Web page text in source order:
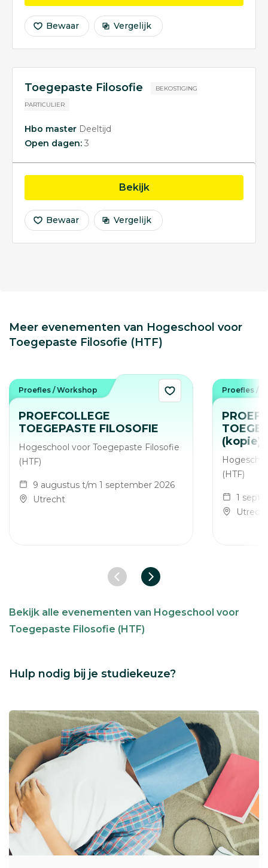
Bewaar Vergelijk
Toegepaste Filosofie BEKOSTIGING
PARTICULIER
Hbo master Deeltijd
Open dagen: 3
Bekijkopleiding Toegepaste
Bewaar Vergelijk
Meer evenementen van Hogeschool voor
Toegepaste Filosofie (HTF)
PROEFCOLLEGE
TOEGEPASTE FILOSOFIE
Hogeschool voor Toegepaste Filosofie
(HTF)
9 augustus t/m 1 september 2026
Utrecht
Proefles / Workshop
(kopie)
(HTF)
1
Utrecht
Proefles /
Bekijk alle evenementen van Hogeschool voor
Toegepaste Filosofie (HTF)
Vorige slideVolgende slide
Hulp nodig bij je studiekeuze?